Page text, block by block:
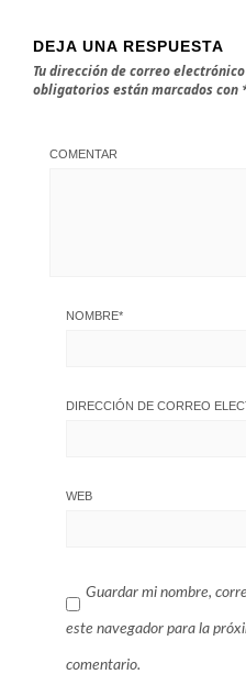
DEJA UNA RESPUESTA
Tu dirección de correo
obligatorios están marcados con
COMENTAR
NOMBRE*
DIRECCIÓN DE CORREO
WEB
Guardar mi nombre,
este navegador para la
comentario.